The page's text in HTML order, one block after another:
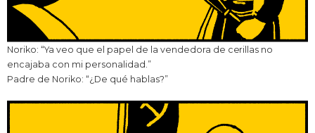
Noriko: “Ya veo que el papel de la vendedora de cerillas no
encajaba con mi personalidad.”
Padre de Noriko: “¿De qué hablas?”